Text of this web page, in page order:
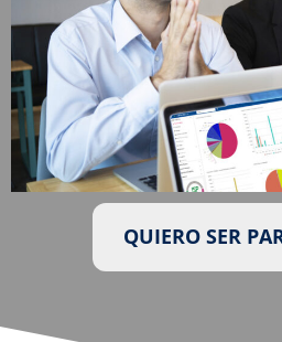
QUIERO SER